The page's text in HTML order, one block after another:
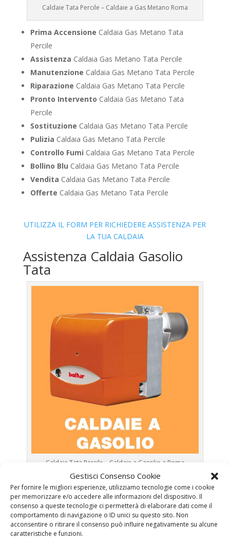
Gestisci Consenso Cookie
Per fornire le migliori esperienze, utilizziamo tecnologie come i cookie
per memorizzare e/o accedere alle informazioni del dispositivo. Il
consenso a queste tecnologie ci permetterà di elaborare dati come il
comportamento di navigazione o ID unici su questo sito. Non
acconsentire o ritirare il consenso può influire negativamente su alcune
caratteristiche e funzioni.
Caldaie Tata Percile – Caldaie a Gas Metano Roma
Prima Accensione Caldaia Gas Metano Tata
Percile
Assistenza Caldaia Gas Metano Tata Percile
Manutenzione Caldaia Gas Metano Tata Percile
Riparazione Caldaia Gas Metano Tata Percile
Pronto Intervento Caldaia Gas Metano Tata
Percile
Sostituzione Caldaia Gas Metano Tata Percile
Pulizia Caldaia Gas Metano Tata Percile
Controllo Fumi Caldaia Gas Metano Tata Percile
Bollino Blu Caldaia Gas Metano Tata Percile
Vendita Caldaia Gas Metano Tata Percile
Offerte Caldaia Gas Metano Tata Percile
UTILIZZA IL FORM PER RICHIEDERE ASSISTENZA PER
LA TUA CALDAIA
Assistenza Caldaia Gasolio
Tata
Caldaie Tata Percile – Caldaie a Gasolio a Roma
Prima AccensioneCaldaia Gasolio Tata Percile
AssistenzaCaldaia Gasolio Tata Percile
ManutenzioneCaldaia Gasolio Tata Percile
RiparazioneCaldaia Gasolio Tata Percile